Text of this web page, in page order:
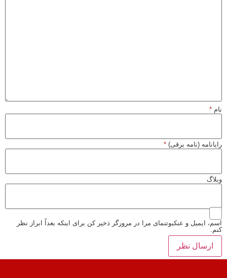
(نامه برقی)*
ایمیل و عنکبوتنمای مرا در مرورگر ذخیر کن برای اینکه بعداً ابراز نظر